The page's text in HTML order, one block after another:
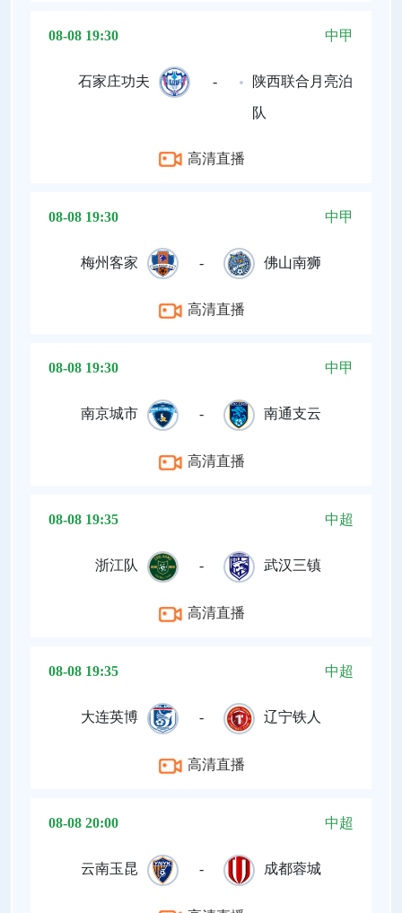
08-08 19:30 中甲
石家庄功夫 - 陕西联合月亮泊
队
高清直播
08-08 19:30 中甲
梅州客家 - 佛山南狮
高清直播
08-08 19:30 中甲
南京城市 - 南通支云
高清直播
08-08 19:35 中超
浙江队 - 武汉三镇
高清直播
08-08 19:35 中超
大连英博 - 辽宁铁人
高清直播
08-08 20:00 中超
云南玉昆 - 成都蓉城